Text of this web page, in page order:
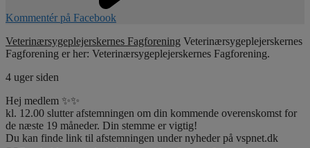
Kommentér på Facebook
Veterinærsygeplejerskernes Fagforening Veterinærsygeplejerskernes
Fagforening er her: Veterinærsygeplejerskernes Fagforening.
4 uger siden
Hej medlem ✨✨
kl. 12.00 slutter afstemningen om din kommende overenskomst for
de næste 19 måneder. Din stemme er vigtig!
Du kan finde link til afstemningen under nyheder på vspnet.dk